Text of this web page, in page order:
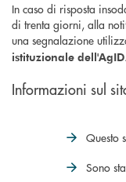
In caso di risposta
di trenta giorni, alla
una segnalazione
istituzionale dell'AgID.
Informazioni sul
Questo
Sono